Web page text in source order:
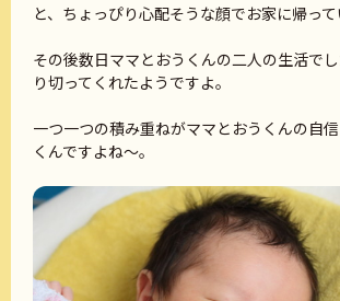
と、ちょっぴり心配そうな顔でお家に帰って
その後数日ママとおうくんの二人の生活で
り切ってくれたようですよ。
一つ一つの積み重ねがママとおうくんの自
くんですよね～。